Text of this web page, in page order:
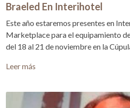
Braeled En Interihotel
Este año estaremos presentes en
Marketplace para el equipamiento
del 18 al 21 de noviembre en la
Leer más